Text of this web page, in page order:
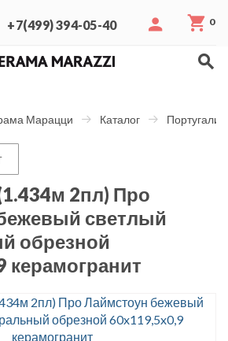
+7(499) 394-05-40 0
Марацци Каталог Португалия
2пл) Про
светлый
обрезной
керамогранит